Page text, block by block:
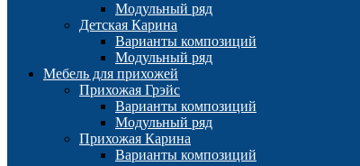
Модульный ряд
Детская Карина
Варианты композиций
Модульный ряд
Мебель для прихожей
Прихожая Грэйс
Варианты композиций
Модульный ряд
Прихожая Карина
Варианты композиций